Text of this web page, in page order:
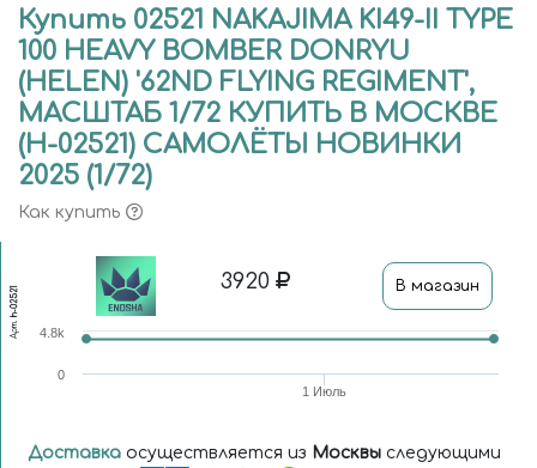
Купить 02521 NAKAJIMA KI49-II TYPE
100 HEAVY BOMBER DONRYU
(HELEN) '62ND FLYING REGIMENT',
МАСШТАБ 1/72 КУПИТЬ В МОСКВЕ
(H-02521) САМОЛЁТЫ НОВИНКИ
2025 (1/72)
Как купить
Арт.
h-02521
3920 В магазин
1 Июль
0
4.8k
Доставка осуществляется из Москвы следующими